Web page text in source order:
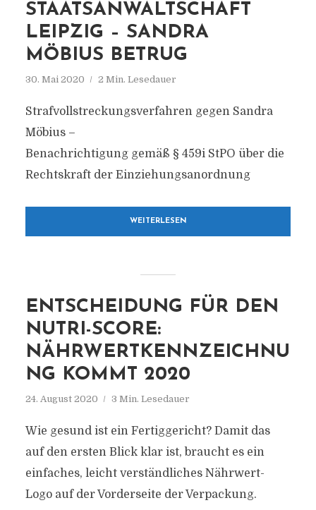
STAATSANWALTSCHAFT
LEIPZIG – SANDRA
MÖBIUS BETRUG
30. Mai 2020 2 Min. Lesedauer
Strafvollstreckungsverfahren gegen Sandra
Möbius –
Benachrichtigung gemäß § 459i StPO über die
Rechtskraft der Einziehungsanordnung
WEITERLESEN
ENTSCHEIDUNG FÜR DEN
NUTRI-SCORE:
NÄHRWERTKENNZEICHNU
NG KOMMT 2020
24. August 2020 3 Min. Lesedauer
Wie gesund ist ein Fertiggericht? Damit das
auf den ersten Blick klar ist, braucht es ein
einfaches, leicht verständliches Nährwert-
Logo auf der Vorderseite der Verpackung.